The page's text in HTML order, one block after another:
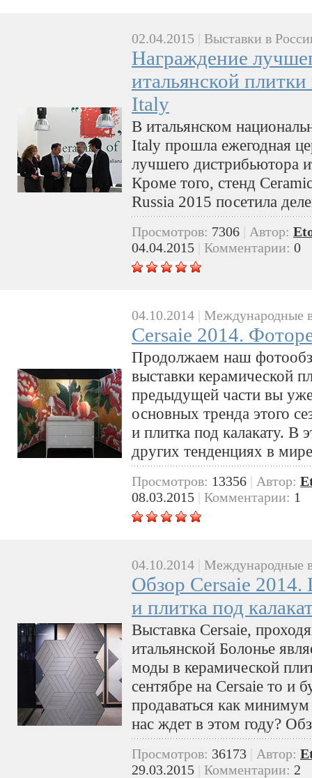
02.04.2015 Выставки в
Награждение
итальянской
Italy
В итальянском
Italy прошла ежегодная
лучшего дистрибьютора
Кроме того, стенд
Russia 2015 посетила
Просмотров: 7306 Автор:
04.04.2015
Комментарии: 0
04.10.2014 | Международные
Cersaie 2014.
Продолжаем наш
выставки керамической
предыдущей части вы уже
основных тренда этого
и плитка под калакату. В
других тенденциях в
Просмотров: 13356 | Автор:
08.03.2015 | Комментарии: 1
04.10.2014 Международные
Обзор Cersaie 2014.
и плитка под
Выставка Cersaie,
итальянской Болонье
моды в керамической
сентябре на Cersaie то и
продаваться как
нас ждет в этом году?
Просмотров: 36173 Автор:
29.03.2015
Комментарии: 2